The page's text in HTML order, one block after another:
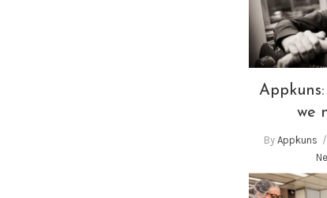
we
By Appkuns